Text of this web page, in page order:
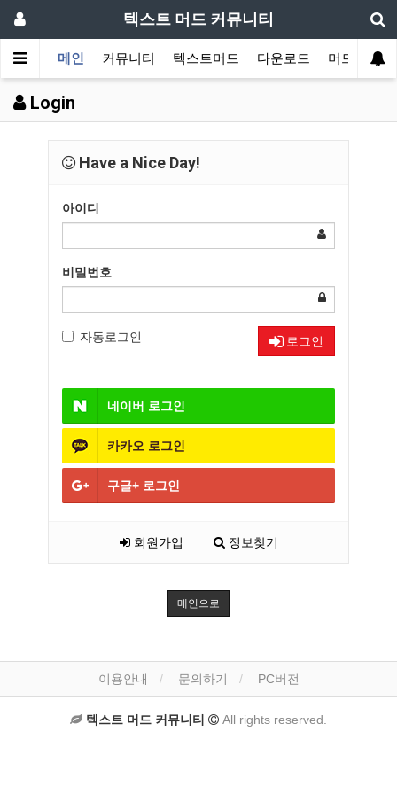
텍스트 머드 커뮤니티
메인 커뮤니티 텍스트머드 다운로드 머드 잡담
Login
Have a Nice Day!
아이디
비밀번호
자동로그인 로그인
네이버 로그인
카카오 로그인
구글+ 로그인
회원가입 정보찾기
메인으로
이용안내 문의하기 PC버전
텍스트 머드 커뮤니티 All rights reserved.